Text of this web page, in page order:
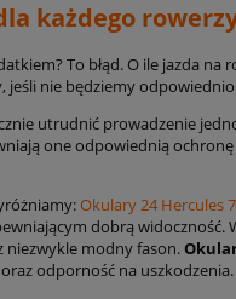
każdego
To błąd. O ile jazda
nie będziemy
utrudnić prowadzenie
one odpowiednią
Okulary 24 Hercules 7
dobrą
niezwykle modny fason.
odporność na uszkodzenia.